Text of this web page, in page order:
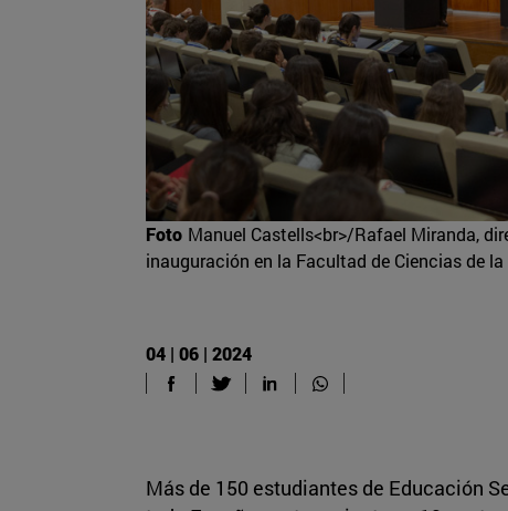
Foto Manuel Castells<br>/Rafael Miranda,
inauguración en la Facultad de Ciencias de la
04 | 06 | 2024
Más de 150 estudiantes de Educación